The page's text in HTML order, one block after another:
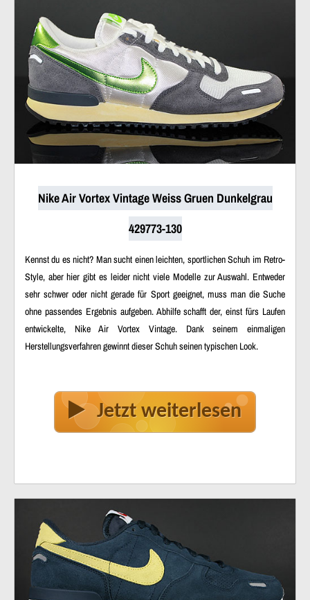
Nike Air Vortex Vintage Weiss Gruen Dunkelgrau
429773-130
Kennst du es nicht? Man sucht einen leichten, sportlichen Schuh im Retro-
Style, aber hier gibt es leider nicht viele Modelle zur Auswahl. Entweder
sehr schwer oder nicht gerade für Sport geeignet, muss man die Suche
ohne passendes Ergebnis aufgeben. Abhilfe schafft der, einst fürs Laufen
entwickelte, Nike Air Vortex Vintage. Dank seinem einmaligen
Herstellungsverfahren gewinnt dieser Schuh seinen typischen Look.
Jetzt weiterlesen